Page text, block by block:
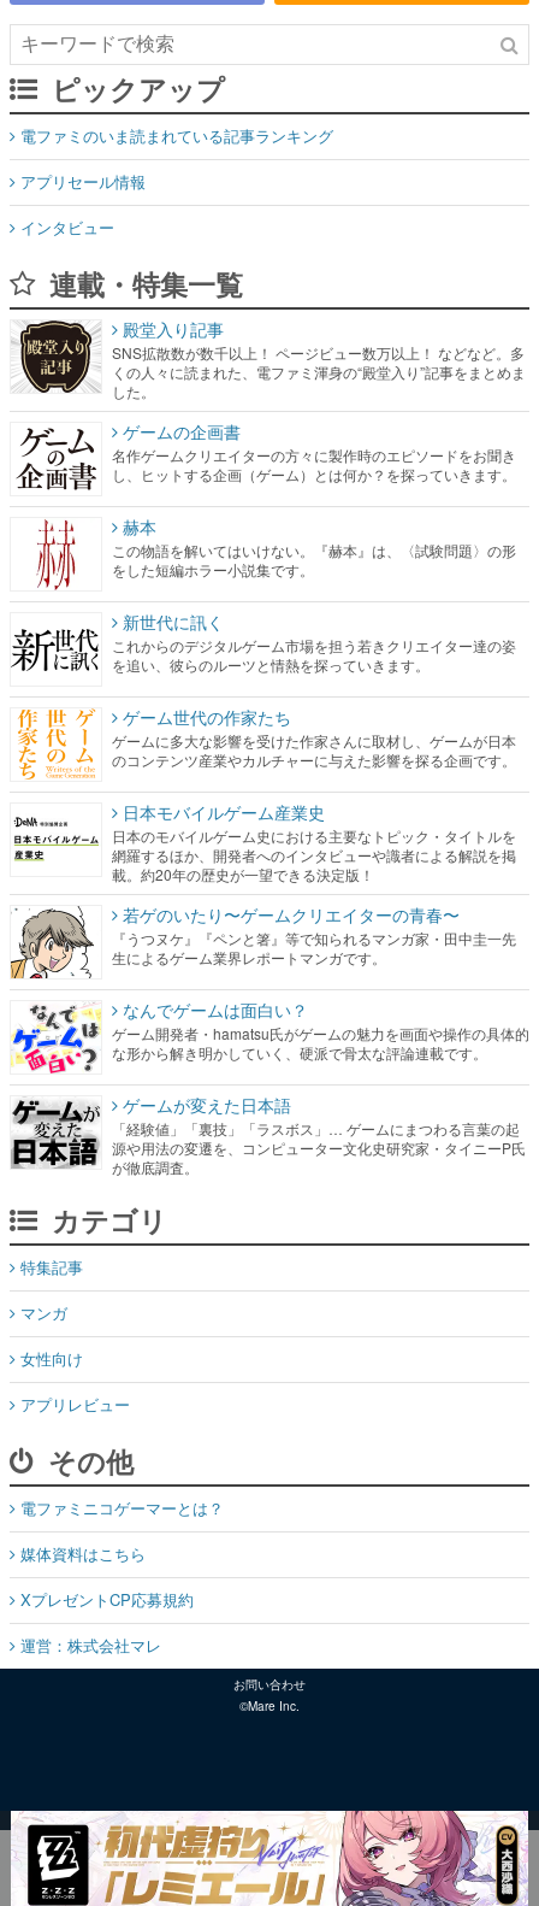
ピックアップ
電ファミのいま読まれている記事ランキング
アプリセール情報
インタビュー
連載・特集一覧
殿堂入り記事
SNS拡散数が数千以上！ ページビュー数万以上！ などなど。多
くの人々に読まれた、電ファミ渾身の“殿堂入り”記事をまとめま
した。
ゲームの企画書
名作ゲームクリエイターの方々に製作時のエピソードをお聞き
し、ヒットする企画（ゲーム）とは何か？を探っていきます。
赫本
この物語を解いてはいけない。『赫本』は、〈試験問題〉の形
をした短編ホラー小説集です。
新世代に訊く
これからのデジタルゲーム市場を担う若きクリエイター達の姿
を追い、彼らのルーツと情熱を探っていきます。
ゲーム世代の作家たち
ゲームに多大な影響を受けた作家さんに取材し、ゲームが日本
のコンテンツ産業やカルチャーに与えた影響を探る企画です。
日本モバイルゲーム産業史
日本のモバイルゲーム史における主要なトピック・タイトルを
網羅するほか、開発者へのインタビューや識者による解説を掲
載。約20年の歴史が一望できる決定版！
若ゲのいたり〜ゲームクリエイターの青春〜
『うつヌケ』『ペンと箸』等で知られるマンガ家・田中圭一先
生によるゲーム業界レポートマンガです。
なんでゲームは面白い？
ゲーム開発者・hamatsu氏がゲームの魅力を画面や操作の具体的
な形から解き明かしていく、硬派で骨太な評論連載です。
ゲームが変えた日本語
「経験値」「裏技」「ラスボス」… ゲームにまつわる言葉の起
源や用法の変遷を、コンピューター文化史研究家・タイニーP氏
が徹底調査。
カテゴリ
特集記事
マンガ
女性向け
アプリレビュー
その他
電ファミニコゲーマーとは？
媒体資料はこちら
XプレゼントCP応募規約
運営：株式会社マレ
お問い合わせ
©Mare Inc.